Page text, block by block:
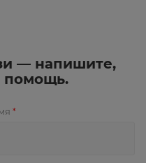
— напишите,
помощь.
*